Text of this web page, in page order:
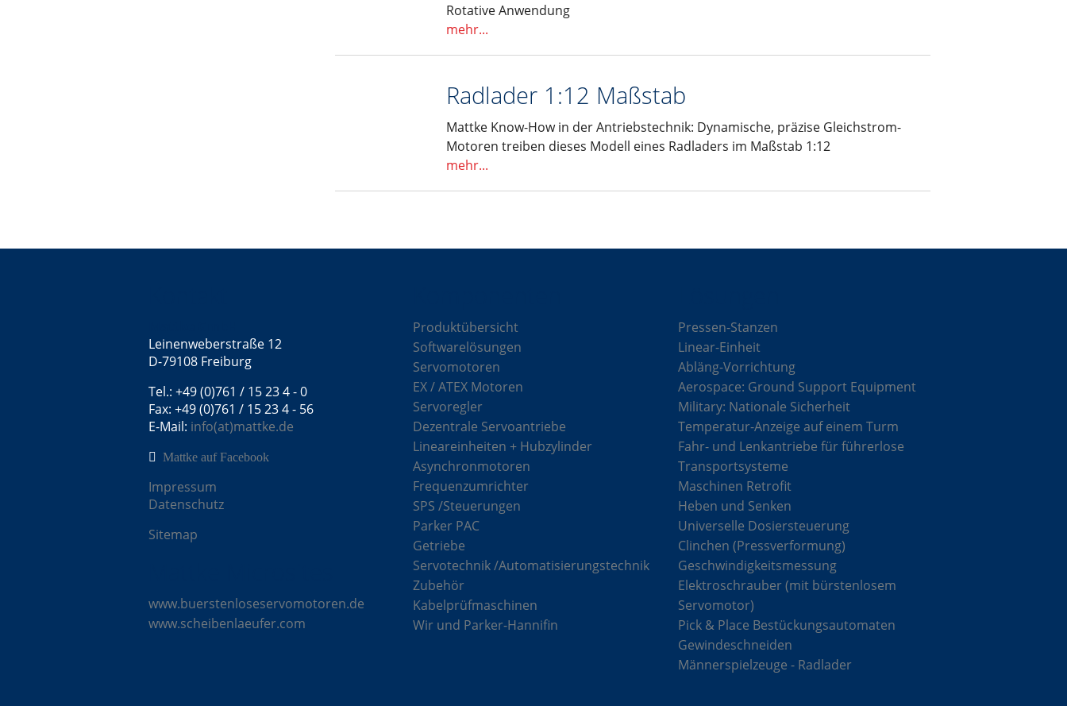
Rotative Anwendung
mehr...
Radlader 1:12 Maßstab
Mattke Know-How in der Antriebstechnik: Dynamische, präzise Gleichstrom-
Motoren treiben dieses Modell eines Radladers im Maßstab 1:12
mehr...
Leinenweberstraße 12
D-79108 Freiburg
Tel.: +49 (0)761 / 15 23 4 - 0
Fax: +49 (0)761 / 15 23 4 - 56
E-Mail: info(at)mattke.de
Mattke auf Facebook
Impressum
Datenschutz
Sitemap
www.buerstenloseservomotoren.de
www.scheibenlaeufer.com
Produktübersicht
Softwarelösungen
Servomotoren
EX / ATEX Motoren
Servoregler
Dezentrale Servoantriebe
Lineareinheiten + Hubzylinder
Asynchronmotoren
Frequenzumrichter
SPS /Steuerungen
Parker PAC
Getriebe
Servotechnik /Automatisierungstechnik
Zubehör
Kabelprüfmaschinen
Wir und Parker-Hannifin
Pressen-Stanzen
Linear-Einheit
Abläng-Vorrichtung
Aerospace: Ground Support Equipment
Military: Nationale Sicherheit
Temperatur-Anzeige auf einem Turm
Fahr- und Lenkantriebe für führerlose
Transportsysteme
Maschinen Retrofit
Heben und Senken
Universelle Dosiersteuerung
Clinchen (Pressverformung)
Geschwindigkeitsmessung
Elektroschrauber (mit bürstenlosem
Servomotor)
Pick & Place Bestückungsautomaten
Gewindeschneiden
Männerspielzeuge - Radlader